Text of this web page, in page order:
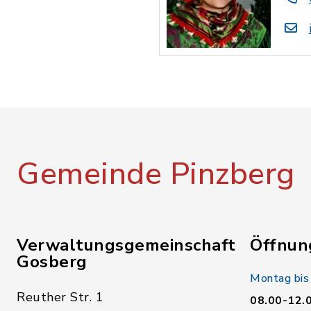
Gemeinde Pinzberg
Verwaltungsgemeinschaft
Gosberg
Reuther Str. 1
Montag
08.00-